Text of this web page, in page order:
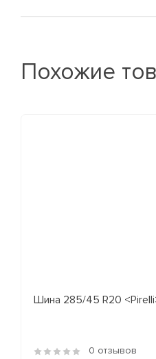
Похожие
Шина 285/45 R20
0 отзывов